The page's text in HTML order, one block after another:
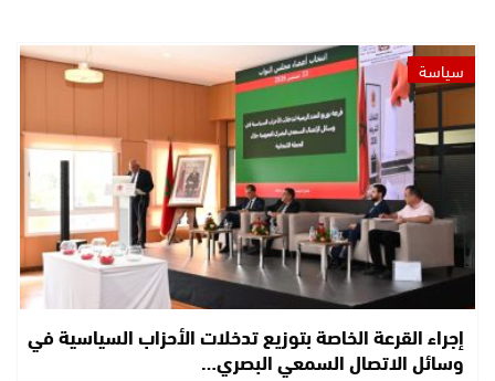
سياسة
إجراء القرعة الخاصة بتوزيع تدخلات الأحزاب السياسية في
وسائل الاتصال السمعي البصري…